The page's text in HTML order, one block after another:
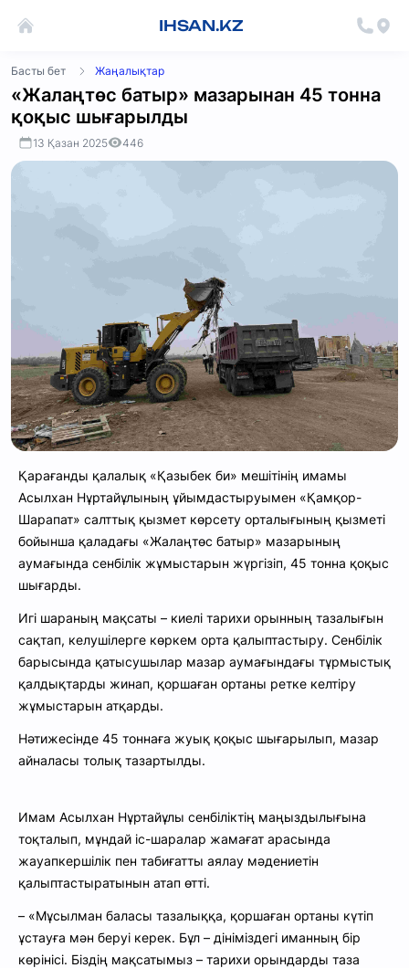
IHSAN.KZ
Басты бет Жаңалықтар
«Жалаңтөс батыр» мазарынан 45 тонна
қоқыс шығарылды
13 Қазан 2025 446
Қарағанды қалалық «Қазыбек би» мешітінің имамы
Асылхан Нұртайұлының ұйымдастыруымен «Қамқор-
Шарапат» салттық қызмет көрсету орталығының қызметі
бойынша қаладағы «Жалаңтөс батыр» мазарының
аумағында сенбілік жұмыстарын жүргізіп, 45 тонна қоқыс
шығарды.
Игі шараның мақсаты – киелі тарихи орынның тазалығын
сақтап, келушілерге көркем орта қалыптастыру. Сенбілік
барысында қатысушылар мазар аумағындағы тұрмыстық
қалдықтарды жинап, қоршаған ортаны ретке келтіру
жұмыстарын атқарды.
Нәтижесінде 45 тоннаға жуық қоқыс шығарылып, мазар
айналасы толық тазартылды.
Имам Асылхан Нұртайұлы сенбіліктің маңыздылығына
тоқталып, мұндай іс-шаралар жамағат арасында
жауапкершілік пен табиғатты аялау мәдениетін
қалыптастыратынын атап өтті.
– «Мұсылман баласы тазалыққа, қоршаған ортаны күтіп
ұстауға мән беруі керек. Бұл – дініміздегі иманның бір
көрінісі. Біздің мақсатымыз – тарихи орындарды таза